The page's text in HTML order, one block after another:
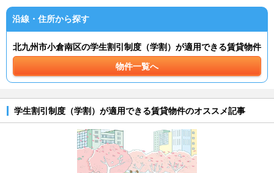
沿線・住所から探す
北九州市小倉南区の学生割引制度（学割）が適用できる賃貸物件
物件一覧へ
学生割引制度（学割）が適用できる賃貸物件のオススメ記事